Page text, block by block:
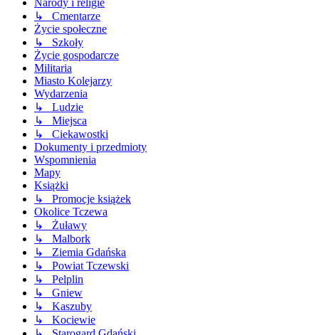
Narody i religie
↳ Cmentarze
Życie społeczne
↳ Szkoły
Życie gospodarcze
Militaria
Miasto Kolejarzy
Wydarzenia
↳ Ludzie
↳ Miejsca
↳ Ciekawostki
Dokumenty i przedmioty
Wspomnienia
Mapy
Książki
↳ Promocje książek
Okolice Tczewa
↳ Żuławy
↳ Malbork
↳ Ziemia Gdańska
↳ Powiat Tczewski
↳ Pelplin
↳ Gniew
↳ Kaszuby
↳ Kociewie